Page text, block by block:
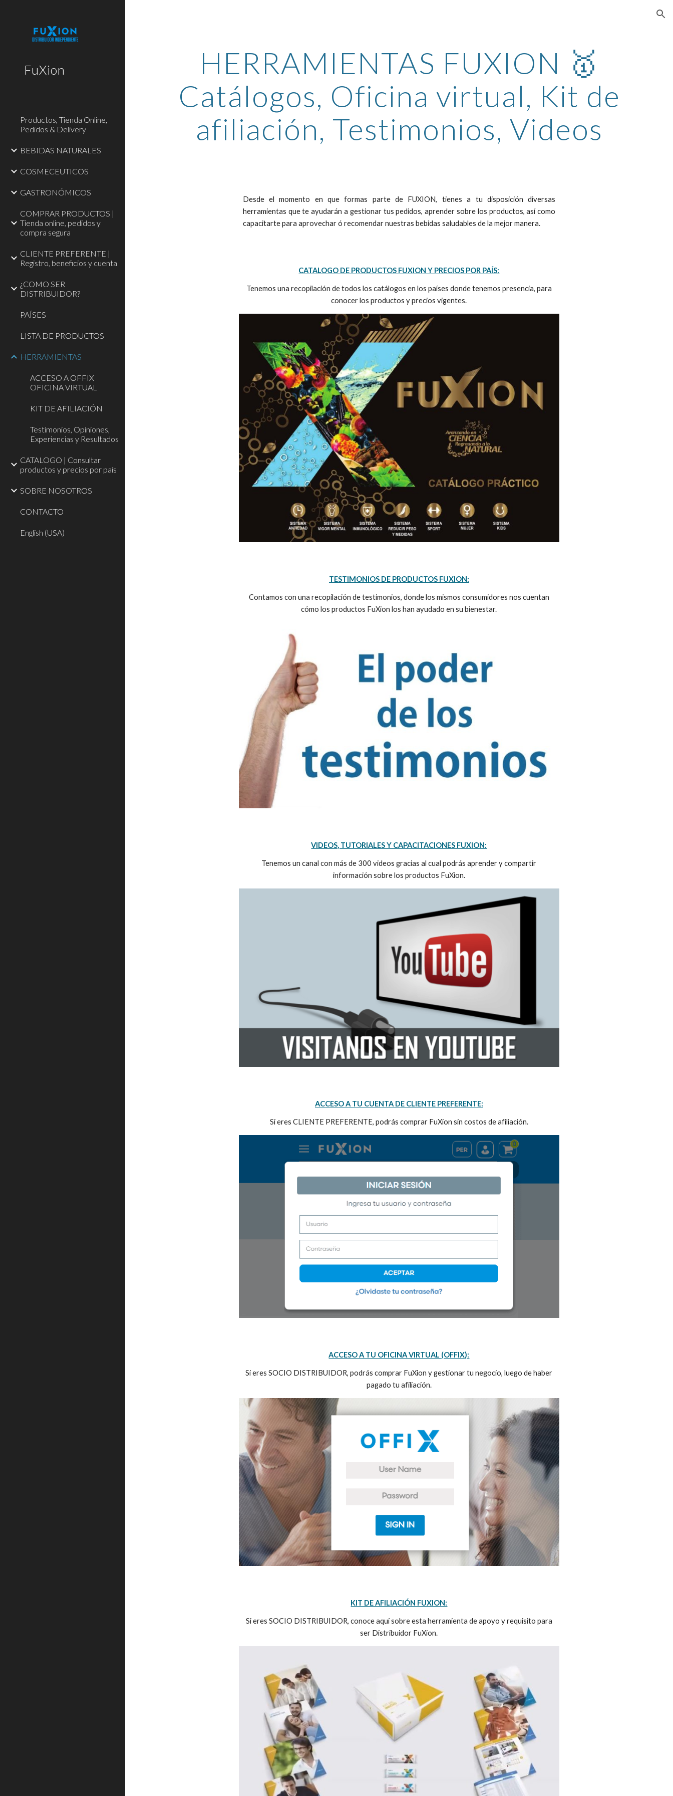
FuXion
Productos, Tienda Online,
Pedidos & Delivery
BEBIDAS NATURALES
COSMECEUTICOS
GASTRONÓMICOS
COMPRAR PRODUCTOS |
Tienda online, pedidos y
compra segura
CLIENTE PREFERENTE |
Registro, beneficios y cuenta
¿COMO SER
DISTRIBUIDOR?
PAÍSES
LISTA DE PRODUCTOS
HERRAMIENTAS
ACCESO A OFFIX
OFICINA VIRTUAL
KIT DE AFILIACIÓN
Testimonios, Opiniones,
Experiencias y Resultados
CATALOGO | Consultar
productos y precios por país
SOBRE NOSOTROS
CONTACTO
English (USA)
HERRAMIENTAS FUXION 🥇
Catálogos, Oficina virtual, Kit de
afiliación, Testimonios, Videos
Desde el momento en que formas parte de FUXION, tienes a tu disposición diversas
herramientas que te ayudarán a gestionar tus pedidos, aprender sobre los productos, así como
capacitarte para aprovechar ó recomendar nuestras bebidas saludables de la mejor manera.
CATALOGO DE PRODUCTOS FUXION Y PRECIOS POR PAÍS:
Tenemos una recopilación de todos los catálogos en los países donde tenemos presencia, para
conocer los productos y precios vigentes.
TESTIMONIOS DE PRODUCTOS FUXION:
Contamos con una recopilación de testimonios, donde los mismos consumidores nos cuentan
cómo los productos FuXion los han ayudado en su bienestar.
VIDEOS, TUTORIALES Y CAPACITACIONES FUXION:
Tenemos un canal con más de 300 videos gracias al cual podrás aprender y compartir
información sobre los productos FuXion.
ACCESO A TU CUENTA DE CLIENTE PREFERENTE:
Sí eres CLIENTE PREFERENTE, podrás comprar FuXion sin costos de afiliación.
ACCESO A TU OFICINA VIRTUAL (OFFIX):
Si eres SOCIO DISTRIBUIDOR, podrás comprar FuXion y gestionar tu negocio, luego de haber
pagado tu afiliación.
KIT DE AFILIACIÓN FUXION:
Si eres SOCIO DISTRIBUIDOR, conoce aquí sobre esta herramienta de apoyo y requisito para
ser Distribuidor FuXion.